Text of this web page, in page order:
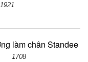
1921
làm chân Standee
1708